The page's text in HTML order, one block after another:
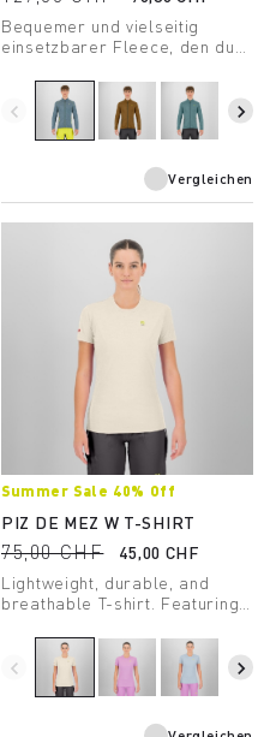
Bequemer und vielseitig
einsetzbarer Fleece, den du
mitnehmen kannst. Perfekt
geeignet als leichte, zweite
Bekleidungsschicht an
navigate_before navigate_next
Vergleichen
Summer Sale 40% Off
PIZ DE MEZ W T-SHIRT
75,00 CHF
45,00 CHF
Lightweight, durable, and
breathable T-shirt. Featuring
perfect for high-intensity
activity.
navigate_before navigate_next